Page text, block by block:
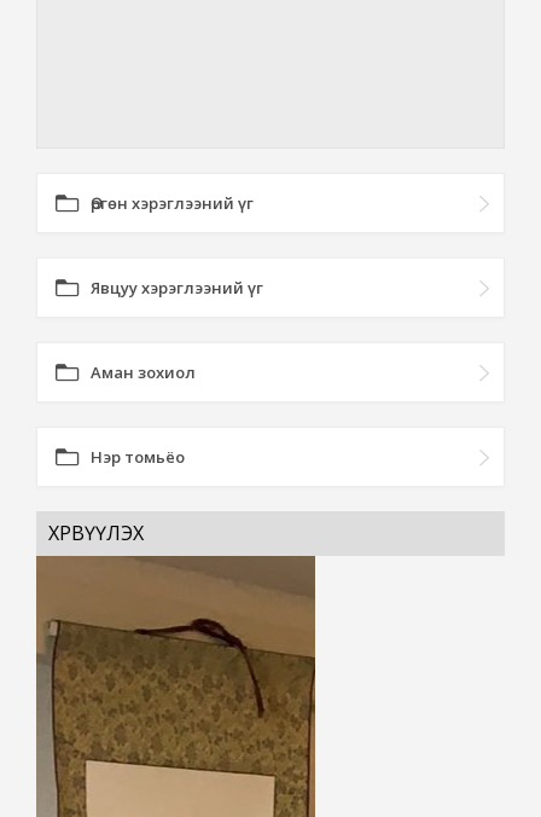
Өргөн хэрэглээний үг
Явцуу хэрэглээний үг
Аман зохиол
Нэр томьёо
ХӨРВҮҮЛЭХ